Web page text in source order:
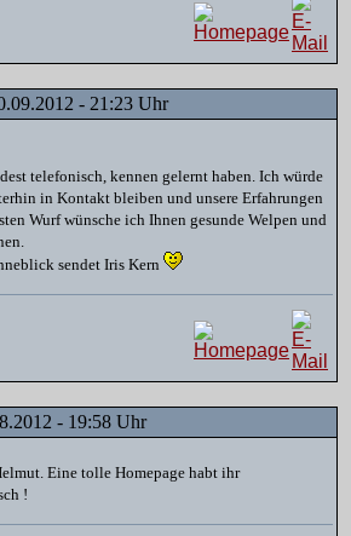
- 21:23 Uhr
telefonisch, kennen gelernt haben. Ich würde
in Kontakt bleiben und unsere Erfahrungen
Wurf wünsche ich Ihnen gesunde Welpen und
sendet Iris Kern
- 19:58 Uhr
Eine tolle Homepage habt ihr
!